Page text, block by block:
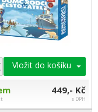
Vložit do košíku
449,- Kč
s DPH